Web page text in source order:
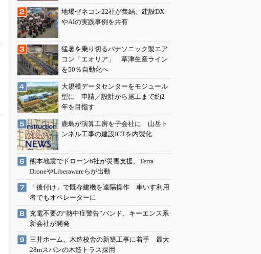
地場ゼネコン22社が集結、建設DX
やAIの実践事例を共有
猛暑を乗り切るパナソニック製エア
コン「エオリア」 草津生産ライン
を50％自動化へ
大規模データセンターをモジュール
型に 申請／設計から施工まで約2
年を目指す
鹿島が演算工房を子会社に 山岳ト
ンネル工事の建設ICTを内製化
熊本地震でドローン6社が災害支援、Terra
DroneやLiberawareらが出動
「後付け」で既存建機を遠隔操作 車いす利用
者でもオペレーターに
充電不要の“熱中症警告”バンド、キーエンス系
新会社が開発
三井ホーム、木造校舎の新築工事に着手 最大
28mスパンの木造トラス採用